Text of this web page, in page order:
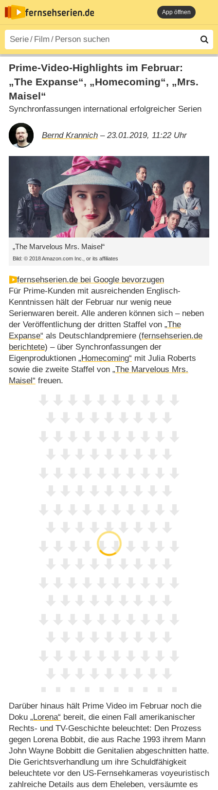
App öffnen
Prime-Video-Highlights im Februar:
„The Expanse“, „Homecoming“, „Mrs.
Maisel“
Synchronfassungen international erfolgreicher Serien
Bernd Krannich– 23.01.2019, 11:22 Uhr
„The Marvelous Mrs. Maisel“
Bild: © 2018 Amazon.com Inc., or its affiliates
fernsehserien.de bei Google bevorzugen
Für Prime-Kunden mit ausreichenden Englisch-
Kenntnissen hält der Februar nur wenig neue
Serienwaren bereit. Alle anderen können sich – neben
der Veröffentlichung der dritten Staffel von „The
Expanse“ als Deutschlandpremiere (fernsehserien.de
berichtete) – über Synchronfassungen der
Eigenproduktionen „Homecoming“ mit Julia Roberts
sowie die zweite Staffel von „The Marvelous Mrs.
Maisel“ freuen.
Darüber hinaus hält Prime Video im Februar noch die
Doku „Lorena“ bereit, die einen Fall amerikanischer
Rechts- und TV-Geschichte beleuchtet: Den Prozess
gegen Lorena Bobbit, die aus Rache 1993 ihrem Mann
John Wayne Bobbitt die Genitalien abgeschnitten hatte.
Die Gerichtsverhandlung um ihre Schuldfähigkeit
beleuchtete vor den US-Fernsehkameras voyeuristisch
zahlreiche Details aus dem Eheleben, versäumte es